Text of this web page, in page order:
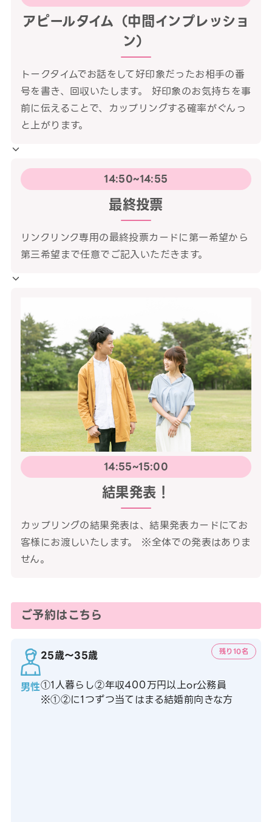
アピールタイム（中間インプレッショ
ン）
トークタイムでお話をして好印象だったお相手の番
号を書き、回収いたします。 好印象のお気持ちを事
前に伝えることで、カップリングする確率がぐんっ
と上がります。
14:50~14:55
最終投票
リンクリンク専用の最終投票カードに第一希望から
第三希望まで任意でご記入いただきます。
14:55~15:00
結果発表！
カップリングの結果発表は、結果発表カードにてお
客様にお渡しいたします。 ※全体での発表はありま
せん。
ご予約はこちら
男性
25歳〜35歳
①1人暮らし②年収400万円以上or公務員
※①②に1つずつ当てはまる結婚前向きな方
残り10名